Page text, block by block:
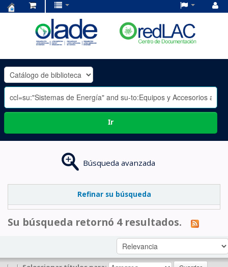
OLADE
-
Ir
Búsqueda avanzada
Refinar su búsqueda
Su búsqueda retornó 4 resultados.